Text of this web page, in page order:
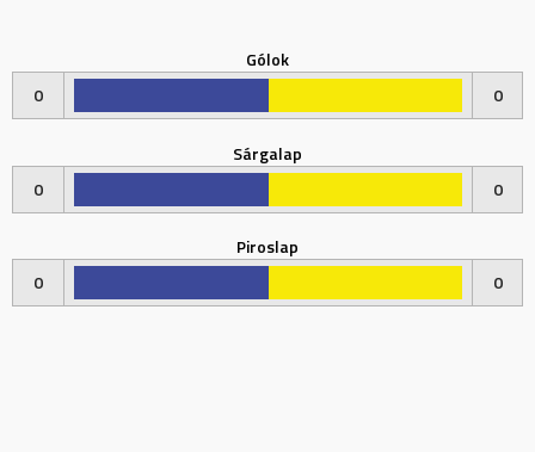
Gólok
0
0
Sárgalap
0
0
Piroslap
0
0